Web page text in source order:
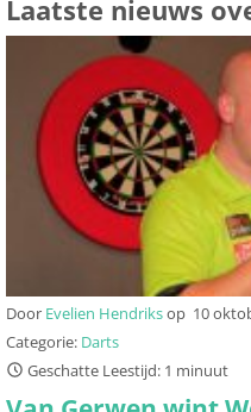
Laatste nieuws
Door Evelien Hendriksop 10
Categorie: Darts
Geschatte Leestijd: 1 minuut